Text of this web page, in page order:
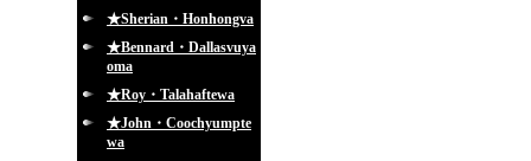
★Sherian・Honhongva
★Bennard・Dallasvuya
oma
★Roy・Talahaftewa
★John・Coochyumpte
wa